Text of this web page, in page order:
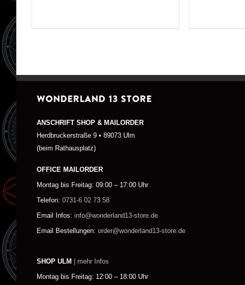
WONDERLAND 13 STORE
ANSCHRIFT SHOP & MAILORDER
Herdbruckerstraße 9 • 89073 Ulm
(beim Rathausplatz)
OFFICE MAILORDER
Montag bis Freitag: 09:00 – 17:00 Uhr
Telefon: 0731-6 02 73 58
Email Infos: info@wonderland13-store.de
Email Bestellungen: order@wonderland13-store.de
SHOP ULM | mehr Infos
Montag bis Freitag: 12:00 – 18:00 Uhr